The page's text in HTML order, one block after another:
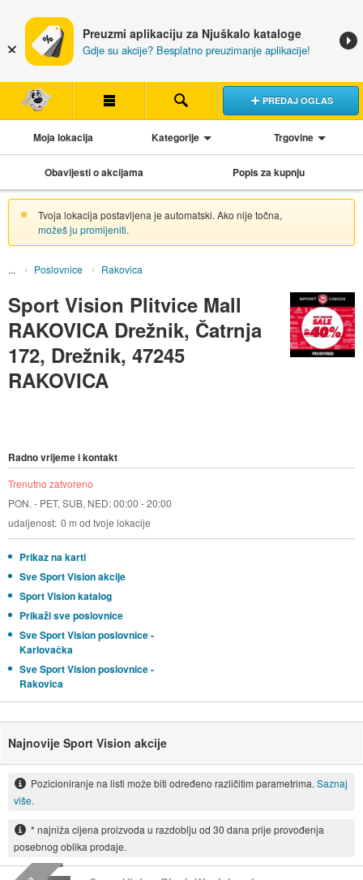
Preuzmi aplikaciju za Njuškalo kataloge
Gdje su akcije? Besplatno preuzimanje aplikacije!
PREDAJ OGLAS
Moja lokacija Kategorije Trgovine
Obavijesti o akcijama Popis za kupnju
Tvoja lokacija postavljena je automatski. Ako nije točna,
možeš ju promijeniti.
Poslovnice Rakovica
Sport Vision Plitvice Mall
RAKOVICA Drežnik, Čatrnja
172, Drežnik, 47245
RAKOVICA
Radno vrijeme i kontakt
Trenutno zatvoreno
PON. - PET, SUB, NED: 00:00 - 20:00
udaljenost 0 m od tvoje lokacije
Prikaz na karti
Sve Sport Vision akcije
Sport Vision katalog
Prikaži sve poslovnice
Sve Sport Vision poslovnice -
Karlovačka
Sve Sport Vision poslovnice -
Rakovica
Najnovije Sport Vision akcije
Pozicioniranje na listi može biti određeno različitim parametrima. Saznaj
više.
* najniža cijena proizvoda u razdoblju od 30 dana prije provođenja
posebnog oblika prodaje.